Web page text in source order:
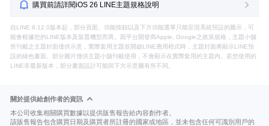
購買前請詳閱iOS 26 LINE主題規格說明
自LINE 9.12.0版本起，部分頁面、功能按鈕以及下方功能選單只能呈現系統預設的圖示，可
能會根據您的LINE版本及裝置機型而異。因平台開發商Apple, Google之政策規格，主題小舖
所刊載之主題封面僅供示意，實際套用主題並開啟LINE應用程式時，主題封面將顯示LINE預
設的綠色畫面。部分圖片僅供主題小舖刊載使用，不會顯示在實際套用的主題內。若您使用的
LINE非最新版本，部分畫面設計可能與下方示意圖有所不同。
關於提供給創作者的資訊
本公司收集相關購買數據以提供販售報告給內容創作者。
該販售報告包含購買日期及購買者所註冊的國家或地區，並未包含任何可識別用戶的